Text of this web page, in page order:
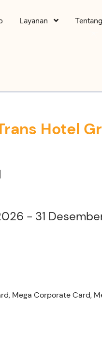
Layanan
Hotel
- 31
Mega Corporate Card,